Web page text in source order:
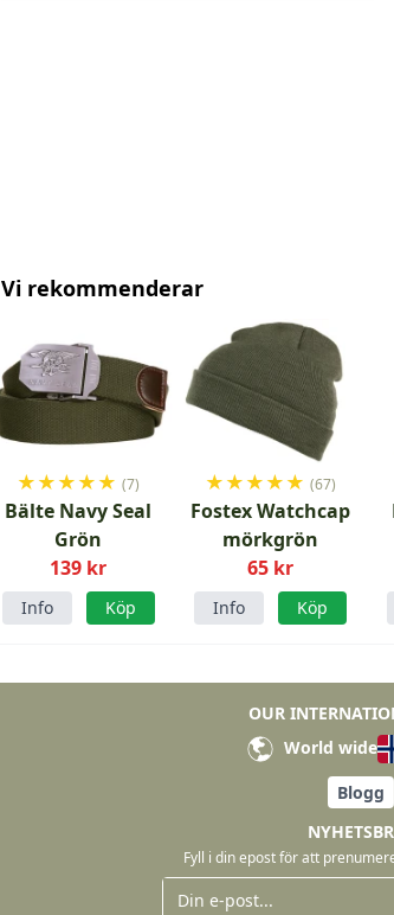
Vi rekommenderar
★★★★★ (7)
Bälte Navy Seal
Grön
139 kr
Info Köp
★★★★★ (67)
Fostex Watchcap
mörkgrön
65 kr
Info Köp
OUR
World wide
Blogg
Fyll i din epost för att